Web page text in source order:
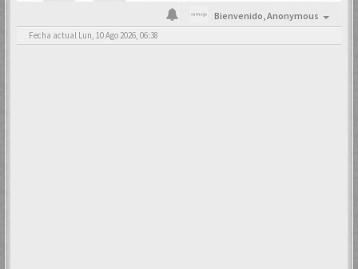
Bienvenido,Anonymous
Fecha actual Lun, 10 Ago 2026, 06:38